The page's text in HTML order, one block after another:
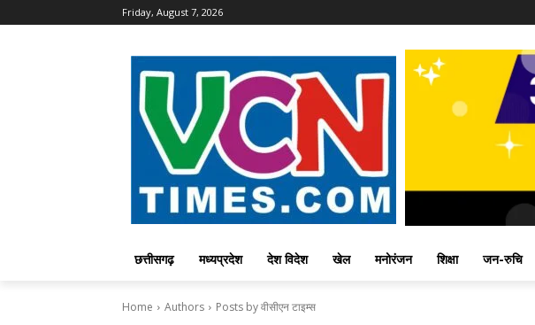
Friday, August 7, 2026
छत्तीसगढ़ मध्यप्रदेश देश विदेश खेल मनोरंजन शिक्षा जन-रुचि
Home Authors Posts by वीसीएन टाइम्स